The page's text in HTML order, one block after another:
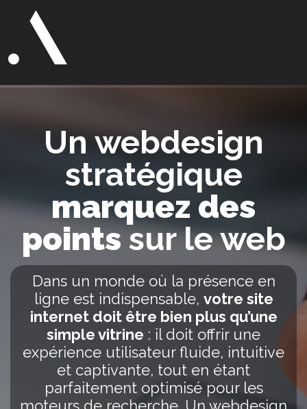
Un webdesign
stratégique
marquez des
points sur le web
Dans un monde où la présence en
ligne est indispensable, votre site
internet doit être bien plus qu’une
simple vitrine : il doit offrir une
expérience utilisateur fluide, intuitive
et captivante, tout en étant
parfaitement optimisé pour les